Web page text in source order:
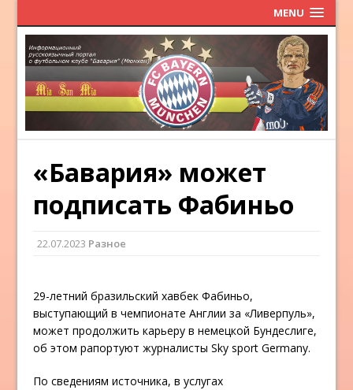
MENU
«Бавария» может
подписать Фабиньо
22.07.2023 Разное
29-летний бразильский хавбек Фабиньо,
выступающий в чемпионате Англии за «Ливерпуль»,
может продолжить карьеру в немецкой Бундеслиге,
об этом рапортуют журналисты Sky sport Germany.
По сведениям источника, в услугах